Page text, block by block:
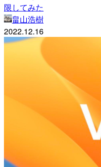
限してみた
畠山浩樹
2022.12.16